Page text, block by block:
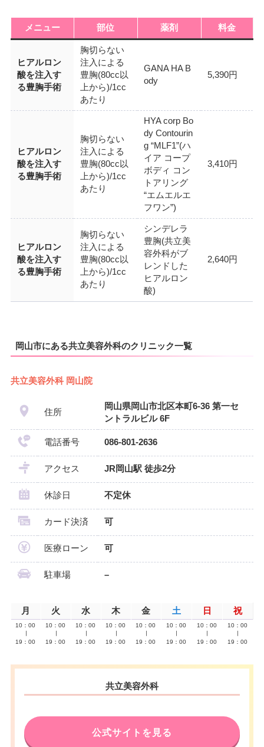
メニュー 部位 薬剤 料金
ヒアルロン
酸を注入す
る豊胸手術
胸切らない
注入による
豊胸(80cc以
上から)/1cc
あたり
GANA HA B
ody
5,390円
ヒアルロン
酸を注入す
る豊胸手術
胸切らない
注入による
豊胸(80cc以
上から)/1cc
あたり
HYA corp Bo
dy Contourin
g “MLF1”(ハ
イア コープ
ボディ コン
トアリング
“エムエルエ
フワン”)
3,410円
ヒアルロン
酸を注入す
る豊胸手術
胸切らない
注入による
豊胸(80cc以
上から)/1cc
あたり
シンデレラ
豊胸(共立美
容外科がブ
レンドした
ヒアルロン
酸)
2,640円
岡山市にある共立美容外科のクリニック一覧
共立美容外科 岡山院
住所
岡山県岡山市北区本町6-36 第一セ
ントラルビル 6F
電話番号 086-801-2636
アクセス JR岡山駅 徒歩2分
休診日 不定休
カード決済 可
医療ローン 可
駐車場 –
月 火 水 木 金 土 日 祝
10：00
19：00
10：00
19：00
10：00
19：00
10：00
19：00
10：00
19：00
10：00
19：00
10：00
19：00
10：00
19：00
共立美容外科
公式サイトを見る